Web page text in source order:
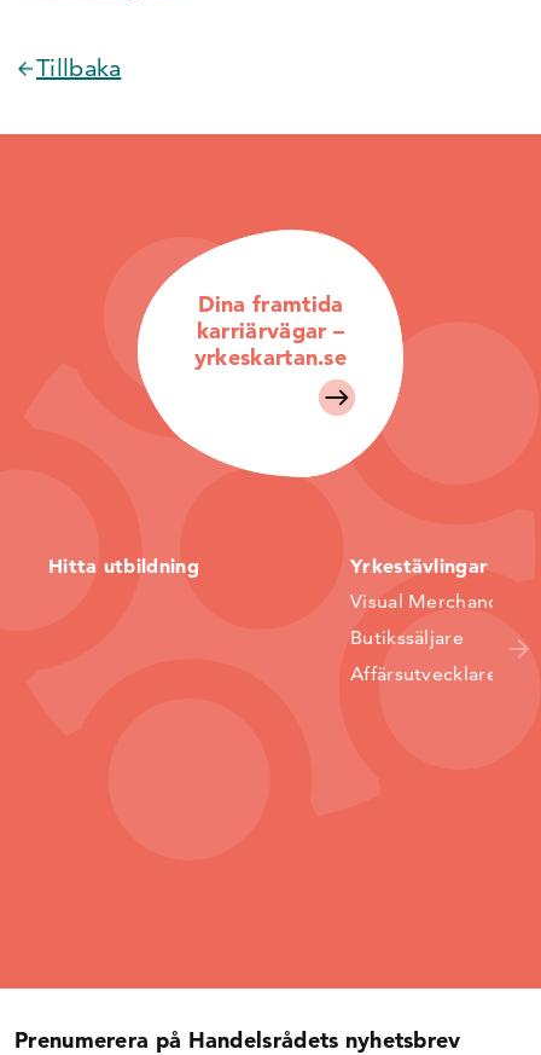
Tillbaka
Dina framtida
karriärvägar –
yrkeskartan.se
Hitta utbildning Yrkestävlingar
Visual Merchandiser
Butikssäljare
Affärsutvecklare
Prenumerera på Handelsrådets nyhetsbrev